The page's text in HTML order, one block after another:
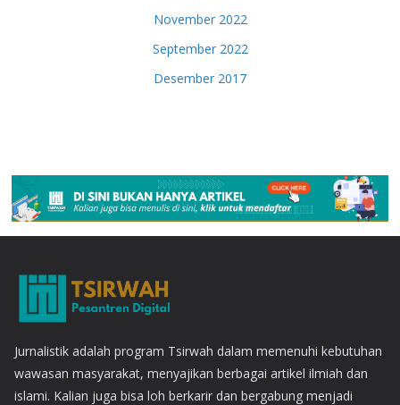
November 2022
September 2022
Desember 2017
Jurnalistik adalah program Tsirwah dalam memenuhi kebutuhan
wawasan masyarakat, menyajikan berbagai artikel ilmiah dan
islami. Kalian juga bisa loh berkarir dan bergabung menjadi